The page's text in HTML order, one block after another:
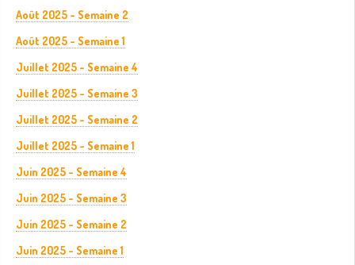
Août 2025 - Semaine 2
Août 2025 - Semaine 1
Juillet 2025 - Semaine 4
Juillet 2025 - Semaine 3
Juillet 2025 - Semaine 2
Juillet 2025 - Semaine 1
Juin 2025 - Semaine 4
Juin 2025 - Semaine 3
Juin 2025 - Semaine 2
Juin 2025 - Semaine 1